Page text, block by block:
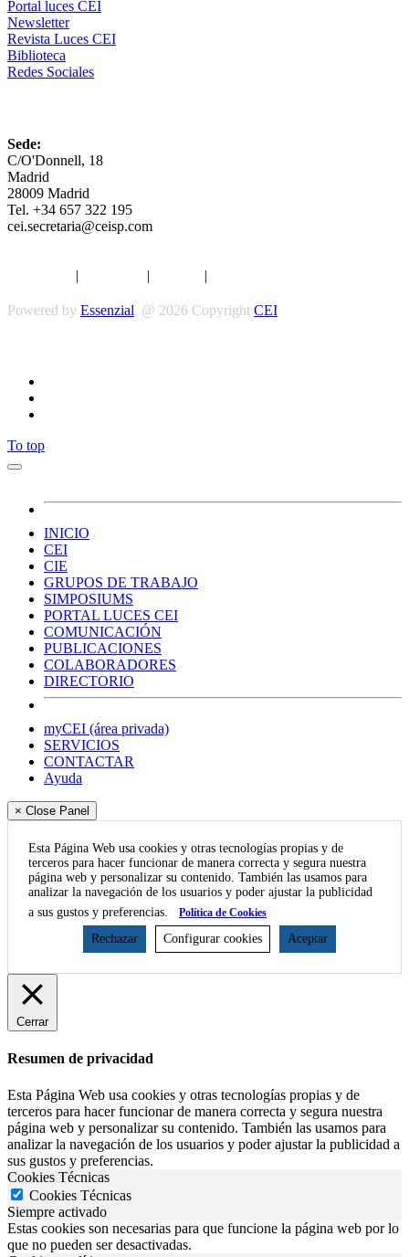
Portal luces CEI
Newsletter
Revista Luces CEI
Biblioteca
Redes Sociales
Sede:
C/O'Donnell, 18
Madrid
28009 Madrid
Tel. +34 657 322 195
cei.secretaria@ceisp.com
| | |
Powered by Essenzial. @ 2026 Copyright CEI
To top
INICIO
CEI
CIE
GRUPOS DE TRABAJO
SIMPOSIUMS
PORTAL LUCES CEI
COMUNICACIÓN
PUBLICACIONES
COLABORADORES
DIRECTORIO
myCEI (área privada)
SERVICIOS
CONTACTAR
Ayuda
× Close Panel
Esta Página Web usa cookies y otras tecnologías propias y de
terceros para hacer funcionar de manera correcta y segura nuestra
página web y personalizar su contenido. También las usamos para
analizar la navegación de los usuarios y poder ajustar la publicidad
a sus gustos y preferencias.
Política de Cookies
Rechazar Configurar cookies Aceptar
Cerrar
Resumen de privacidad
Esta Página Web usa cookies y otras tecnologías propias y de
terceros para hacer funcionar de manera correcta y segura nuestra
página web y personalizar su contenido. También las usamos para
analizar la navegación de los usuarios y poder ajustar la publicidad a
sus gustos y preferencias.
Cookies Técnicas
Cookies Técnicas
Siempre activado
Estas cookies son necesarias para que funcione la página web por lo
que no pueden ser desactivadas.